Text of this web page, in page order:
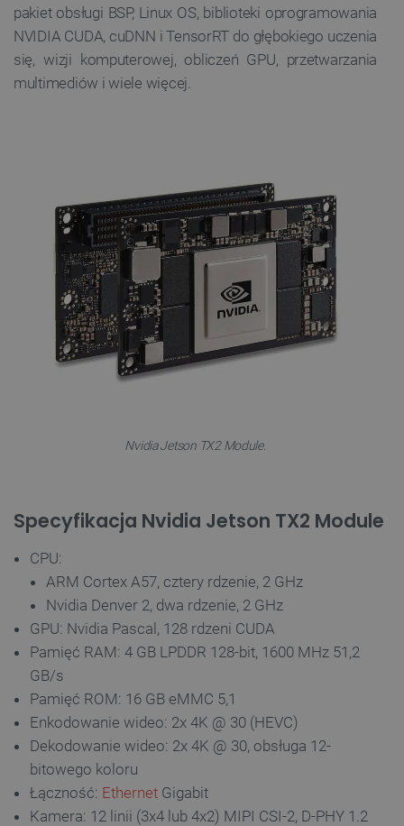
pakiet obsługi BSP, Linux OS, biblioteki oprogramowania
NVIDIA CUDA, cuDNN i TensorRT do głębokiego uczenia
się, wizji komputerowej, obliczeń GPU, przetwarzania
multimediów i wiele więcej.
Nvidia Jetson TX2 Module.
Specyfikacja Nvidia Jetson TX2 Module
CPU:
ARM Cortex A57, cztery rdzenie, 2 GHz
Nvidia Denver 2, dwa rdzenie, 2 GHz
GPU: Nvidia Pascal, 128 rdzeni CUDA
Pamięć RAM: 4 GB LPDDR 128-bit, 1600 MHz 51,2
GB/s
Pamięć ROM: 16 GB eMMC 5,1
Enkodowanie wideo: 2x 4K @ 30 (HEVC)
Dekodowanie wideo: 2x 4K @ 30, obsługa 12-
bitowego koloru
Łączność: Ethernet Gigabit
Kamera: 12 linii (3x4 lub 4x2) MIPI CSI-2, D-PHY 1.2